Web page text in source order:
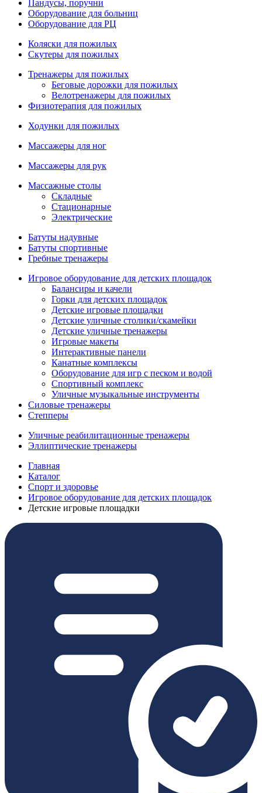
Пандусы, поручни
Оборудование для больниц
Оборудование для РЦ
Коляски для пожилых
Скутеры для пожилых
Тренажеры для пожилых
Беговые дорожки для пожилых
Велотренажеры для пожилых
Физиотерапия для пожилых
Ходунки для пожилых
Массажеры для ног
Массажеры для рук
Массажные столы
Складные
Стационарные
Электрические
Батуты надувные
Батуты спортивные
Гребные тренажеры
Игровое оборудование для детских площадок
Балансиры и качели
Горки для детских площадок
Детские игровые площадки
Детские уличные столики/скамейки
Детские уличные тренажеры
Игровые макеты
Интерактивные панели
Канатные комплексы
Оборудование для игр с песком и водой
Спортивный комплекс
Уличные музыкальные инструменты
Силовые тренажеры
Степперы
Уличные реабилитационные тренажеры
Эллиптические тренажеры
Главная
Каталог
Спорт и здоровье
Игровое оборудование для детских площадок
Детские игровые площадки